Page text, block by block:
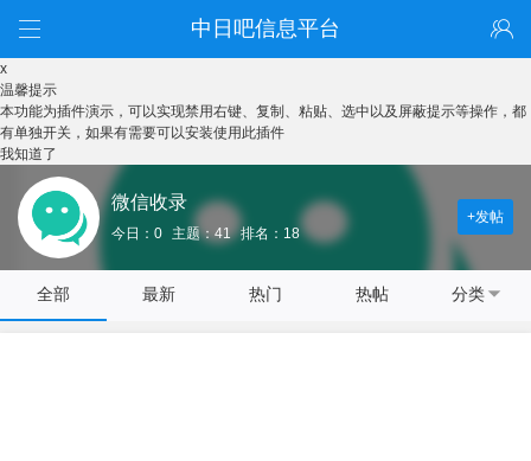
中日吧信息平台
x
温馨提示
本功能为插件演示，可以实现禁用右键、复制、粘贴、选中以及屏蔽提示等操作，都
有单独开关，如果有需要可以安装使用此插件
我知道了
微信收录
今日：0 主题：41 排名：18
+发帖
全部 最新 热门 热帖 分类